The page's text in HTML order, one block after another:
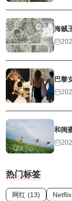
海贼
巴黎
和闺
热门标签
网红 (13)